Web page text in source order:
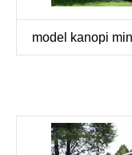
model kanopi